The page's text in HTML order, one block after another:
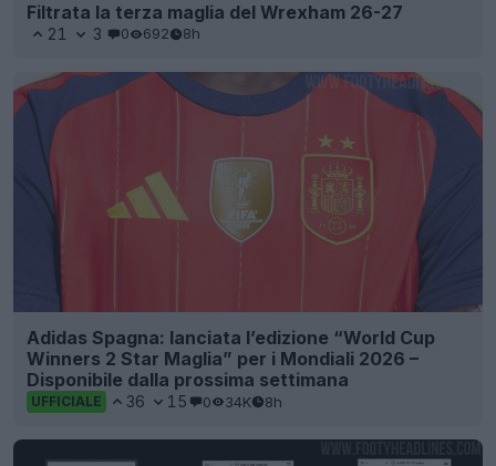
Filtrata la terza maglia del Wrexham 26-27
21 3 0 692 8h
Adidas Spagna: lanciata l’edizione “World Cup
Winners 2 Star Maglia” per i Mondiali 2026 –
Disponibile dalla prossima settimana
UFFICIALE 36 15 0 34K 8h